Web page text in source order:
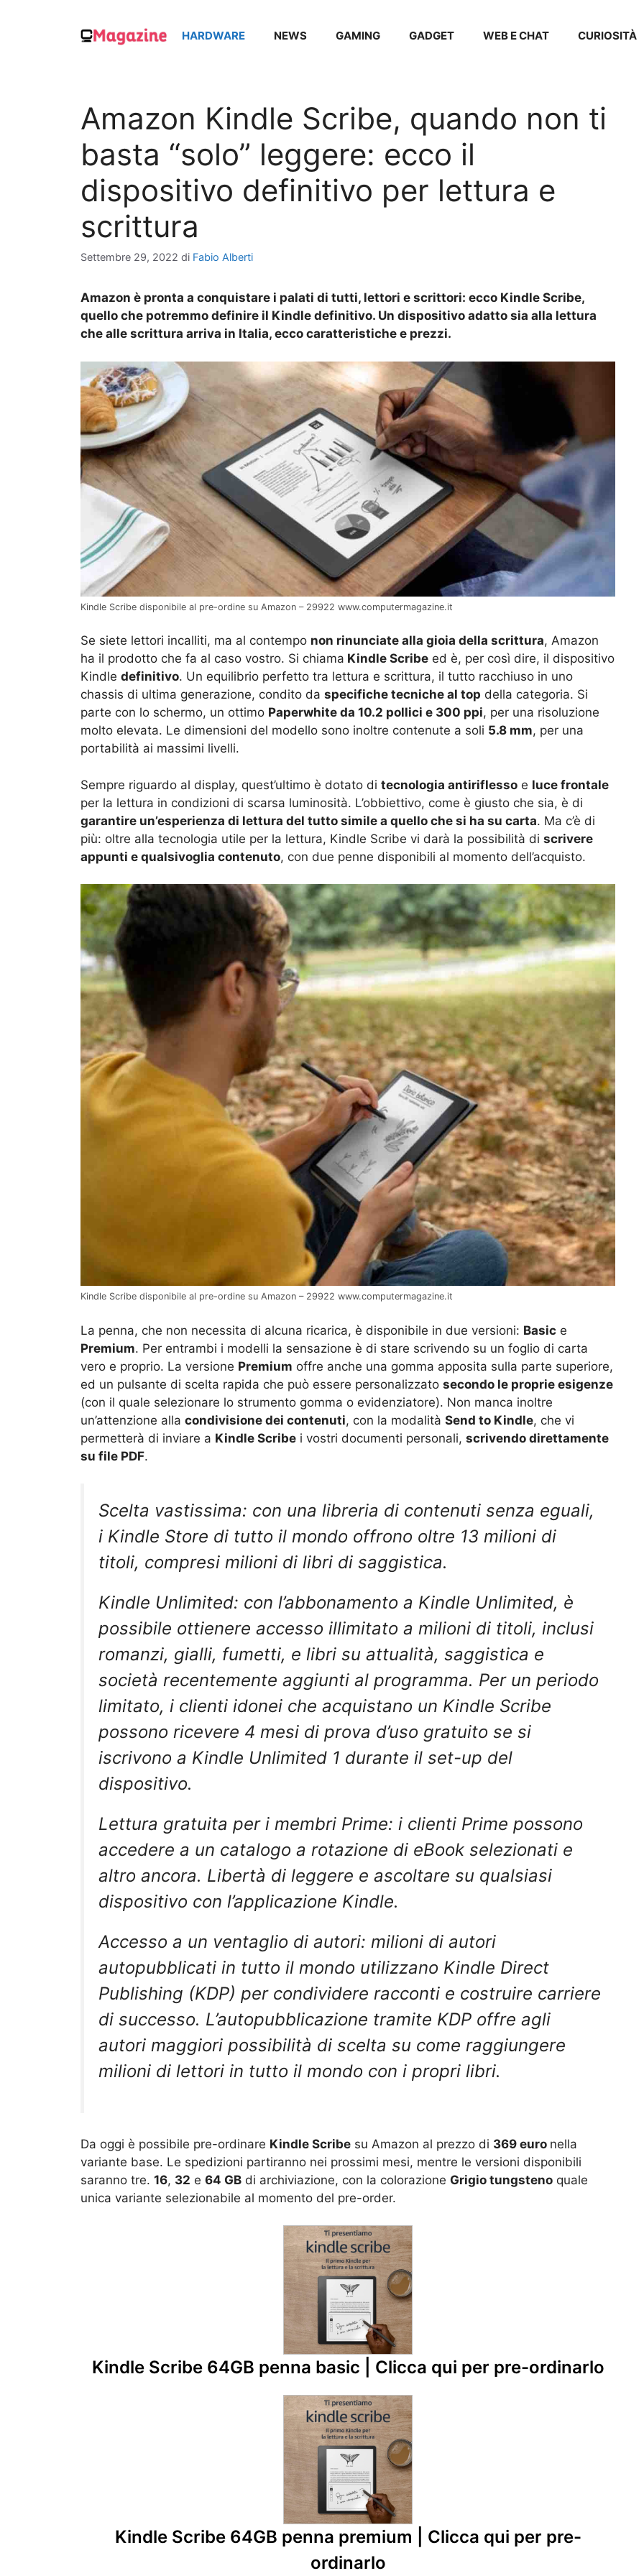
HARDWARE NEWS GAMING GADGET WEB E CHAT CURIOSITÀ
Amazon Kindle Scribe, quando non ti
basta “solo” leggere: ecco il
dispositivo definitivo per lettura e
scrittura
Settembre 29, 2022 di Fabio Alberti
Amazon è pronta a conquistare i palati di tutti, lettori e scrittori: ecco Kindle Scribe,
quello che potremmo definire il Kindle definitivo. Un dispositivo adatto sia alla lettura
che alle scrittura arriva in Italia, ecco caratteristiche e prezzi.
Kindle Scribe disponibile al pre-ordine su Amazon – 29922 www.computermagazine.it
Se siete lettori incalliti, ma al contempo non rinunciate alla gioia della scrittura, Amazon
ha il prodotto che fa al caso vostro. Si chiama Kindle Scribe ed è, per così dire, il dispositivo
Kindle definitivo. Un equilibrio perfetto tra lettura e scrittura, il tutto racchiuso in uno
chassis di ultima generazione, condito da specifiche tecniche al top della categoria. Si
parte con lo schermo, un ottimo Paperwhite da 10.2 pollici e 300 ppi, per una risoluzione
molto elevata. Le dimensioni del modello sono inoltre contenute a soli 5.8 mm, per una
portabilità ai massimi livelli.
Sempre riguardo al display, quest’ultimo è dotato di tecnologia antiriflesso e luce frontale
per la lettura in condizioni di scarsa luminosità. L’obbiettivo, come è giusto che sia, è di
garantire un’esperienza di lettura del tutto simile a quello che si ha su carta. Ma c’è di
più: oltre alla tecnologia utile per la lettura, Kindle Scribe vi darà la possibilità di scrivere
appunti e qualsivoglia contenuto, con due penne disponibili al momento dell’acquisto.
Kindle Scribe disponibile al pre-ordine su Amazon – 29922 www.computermagazine.it
La penna, che non necessita di alcuna ricarica, è disponibile in due versioni: Basic e
Premium. Per entrambi i modelli la sensazione è di stare scrivendo su un foglio di carta
vero e proprio. La versione Premium offre anche una gomma apposita sulla parte superiore,
ed un pulsante di scelta rapida che può essere personalizzato secondo le proprie esigenze
(con il quale selezionare lo strumento gomma o evidenziatore). Non manca inoltre
un’attenzione alla condivisione dei contenuti, con la modalità Send to Kindle, che vi
permetterà di inviare a Kindle Scribe i vostri documenti personali, scrivendo direttamente
su file PDF.
Scelta vastissima: con una libreria di contenuti senza eguali,
i Kindle Store di tutto il mondo offrono oltre 13 milioni di
titoli, compresi milioni di libri di saggistica.
Kindle Unlimited: con l’abbonamento a Kindle Unlimited, è
possibile ottienere accesso illimitato a milioni di titoli, inclusi
romanzi, gialli, fumetti, e libri su attualità, saggistica e
società recentemente aggiunti al programma. Per un periodo
limitato, i clienti idonei che acquistano un Kindle Scribe
possono ricevere 4 mesi di prova d’uso gratuito se si
iscrivono a Kindle Unlimited 1 durante il set-up del
dispositivo.
Lettura gratuita per i membri Prime: i clienti Prime possono
accedere a un catalogo a rotazione di eBook selezionati e
altro ancora. Libertà di leggere e ascoltare su qualsiasi
dispositivo con l’applicazione Kindle.
Accesso a un ventaglio di autori: milioni di autori
autopubblicati in tutto il mondo utilizzano Kindle Direct
Publishing (KDP) per condividere racconti e costruire carriere
di successo. L’autopubblicazione tramite KDP offre agli
autori maggiori possibilità di scelta su come raggiungere
milioni di lettori in tutto il mondo con i propri libri.
Da oggi è possibile pre-ordinare Kindle Scribe su Amazon al prezzo di 369 euro nella
variante base. Le spedizioni partiranno nei prossimi mesi, mentre le versioni disponibili
saranno tre. 16, 32 e 64 GB di archiviazione, con la colorazione Grigio tungsteno quale
unica variante selezionabile al momento del pre-order.
Kindle Scribe 64GB penna basic | Clicca qui per pre-ordinarlo
Kindle Scribe 64GB penna premium | Clicca qui per pre-
ordinarlo